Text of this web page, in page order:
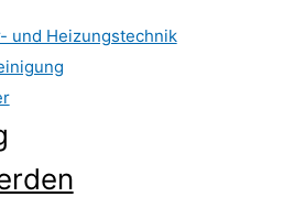
und Heizungstechnik